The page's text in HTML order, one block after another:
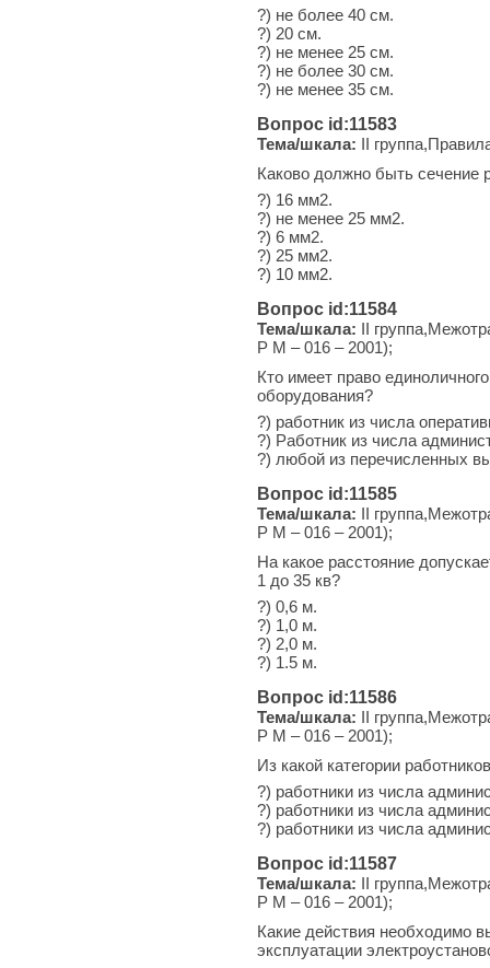
?) не более 40 см.
?) 20 см.
?) не менее 25 см.
?) не более 30 см.
?) не менее 35 см.
Вопрос id:11583
Тема/шкала: II
Каково должно быть сечение
?) 16 мм2.
?) не менее 25 мм2.
?) 6 мм2.
?) 25 мм2.
?) 10 мм2.
Вопрос id:11584
Тема/шкала: II
Р М – 016 – 2001);
Кто имеет право
оборудования?
?) работник из числа
?) Работник из числа
?) любой из перечисленных
Вопрос id:11585
Тема/шкала: II
Р М – 016 – 2001);
На какое расстояние
1 до 35 кв?
?) 0,6 м.
?) 1,0 м.
?) 2,0 м.
?) 1.5 м.
Вопрос id:11586
Тема/шкала: II
Р М – 016 – 2001);
Из какой категории
?) работники из числа
?) работники из числа
?) работники из числа
Вопрос id:11587
Тема/шкала: II
Р М – 016 – 2001);
Какие действия необходимо
эксплуатации